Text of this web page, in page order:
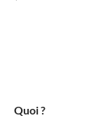
Quoi ?